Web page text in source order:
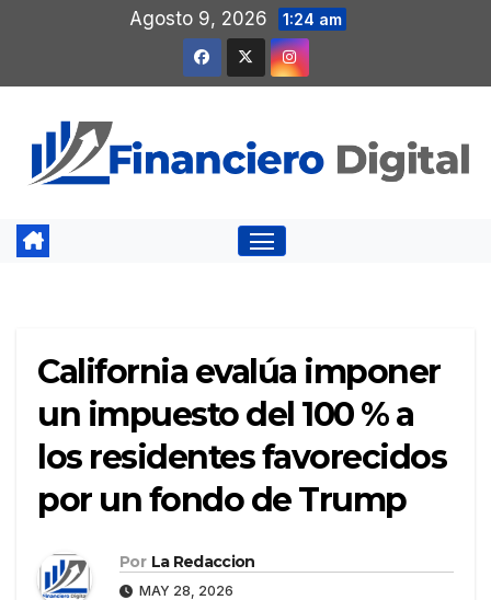
contenido
Agosto 9, 2026 1:24 am
California evalúa imponer
un impuesto del 100 % a
los residentes favorecidos
por un fondo de Trump
Por La Redaccion
MAY 28, 2026